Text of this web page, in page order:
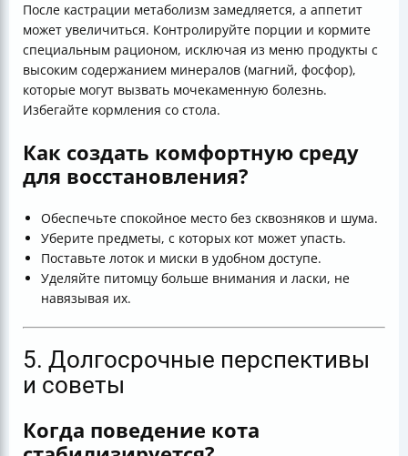
После кастрации метаболизм замедляется, а аппетит
может увеличиться. Контролируйте порции и кормите
специальным рационом, исключая из меню продукты с
высоким содержанием минералов (магний, фосфор),
которые могут вызвать мочекаменную болезнь.
Избегайте кормления со стола.
Как создать комфортную среду
для восстановления?
Обеспечьте спокойное место без сквозняков и шума.
Уберите предметы, с которых кот может упасть.
Поставьте лоток и миски в удобном доступе.
Уделяйте питомцу больше внимания и ласки, не
навязывая их.
5. Долгосрочные перспективы
и советы
Когда поведение кота